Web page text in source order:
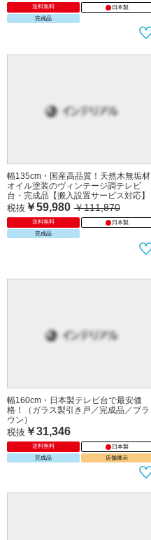
送料無料
日本製
完成品
幅135cm・国産高品質！天然木無垢材
オイル塗装のヴィンテージ調テレビ
台・完成品【搬入設置サービス対応】
税抜 ￥59,980 ￥111,870
送料無料
日本製
完成品
幅160cm・日本製テレビ台で最安価
格！（ガラス製引き戸／完成品／ブラ
ウン）
税抜 ￥31,346
送料無料
日本製
完成品
店舗展示